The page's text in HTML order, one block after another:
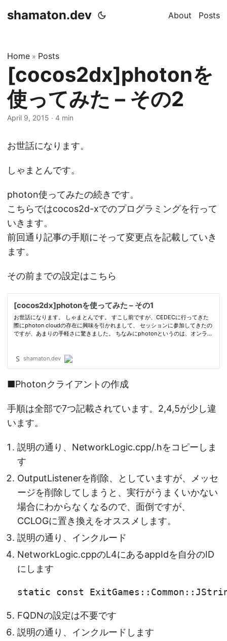
shamaton.dev About Posts
Home » Posts
[cocos2dx]photonを
使ってみた – その2
April 9, 2015 · 4 min
お世話になります。
しゃまとんです。
photon使ってみたの続きです。
こちらではcocos2d-xでのプログラミングを行って
いきます。
前回通り記事の手順にそって変更点を記載していき
ます。
その前までの設定はこちら
■Photonクライアントの作成
手順は全部で7つ記載されています。2,4,5が少し違
います。
説明の通り、NetworkLogic.cpp/.hをコピーしま
す
OutputListenerを削除、としていますが、メッセ
ージを削除してしまうと、実行がうまくいかない
場合にわからなくなるので、面倒ですが、
CCLOGに置き換えをオススメします。
説明の通り、インクルード
NetworkLogic.cppのL4にあるappIdを自分のID
にします
static const
FQDNの設定は不要です
説明の通り、インクルードします